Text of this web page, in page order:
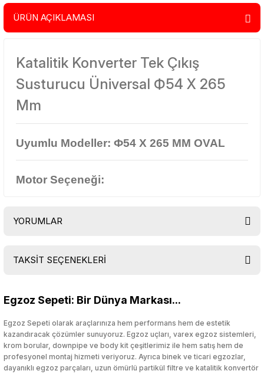
ÜRÜN AÇIKLAMASI
Katalitik Konverter Tek Çıkış
Susturucu Üniversal Ф54 X 265
Mm
Uyumlu Modeller: Ф54 X 265 MM OVAL
Motor Seçeneği:
YORUMLAR
TAKSİT SEÇENEKLERİ
Egzoz Sepeti: Bir Dünya Markası...
Egzoz Sepeti olarak araçlarınıza hem performans hem de estetik
kazandıracak çözümler sunuyoruz. Egzoz uçları, varex egzoz sistemleri,
krom borular, downpipe ve body kit çeşitlerimiz ile hem satış hem de
profesyonel montaj hizmeti veriyoruz. Ayrıca binek ve ticari egzozlar,
dayanıklı egzoz parçaları, uzun ömürlü partikül filtre ve katalitik konvertör